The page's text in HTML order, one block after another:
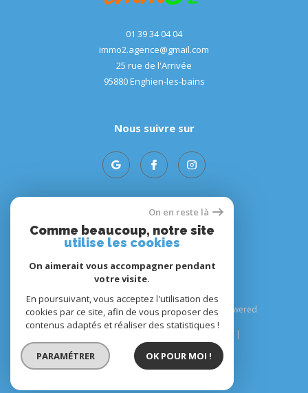
01 39 34 04 04
immo2.agence@gmail.com
25 rue de l'Arrivée
95880 enghien-les-bains
Nous suivre sur
Adhérents
© 2026 | Tous droits réservés | Traduction powered
by Google |
Nos liens
Politique RGPD Cookies
On en reste là
Comme beaucoup, notre site
utilise les cookies
On aimerait vous accompagner pendant
votre visite.
En poursuivant, vous acceptez l'utilisation des
cookies par ce site, afin de vous proposer des
contenus adaptés et réaliser des statistiques !
PARAMÉTRER OK POUR MOI !